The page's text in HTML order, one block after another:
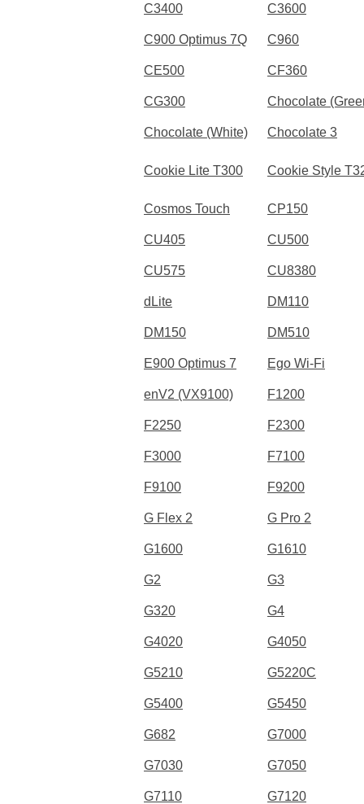
C3400 C3600
C900 Optimus 7Q C960
CE500 CF360
CG300 Chocolate
Chocolate (White) Chocolate 3
Cookie Lite T300 Cookie Style
Cosmos Touch CP150
CU405 CU500
CU575 CU8380
dLite DM110
DM150 DM510
E900 Optimus 7 Ego Wi-Fi
enV2 (VX9100) F1200
F2250 F2300
F3000 F7100
F9100 F9200
G Flex 2 G Pro 2
G1600 G1610
G2 G3
G320 G4
G4020 G4050
G5210 G5220C
G5400 G5450
G682 G7000
G7030 G7050
G7110 G7120